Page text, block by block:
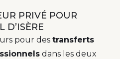
PRIVÉ POUR
D’ISÈRE
pour des transferts
dans les deux